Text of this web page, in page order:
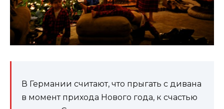
В Германии считают, что прыгать с дивана
в момент прихода Нового года, к счастью